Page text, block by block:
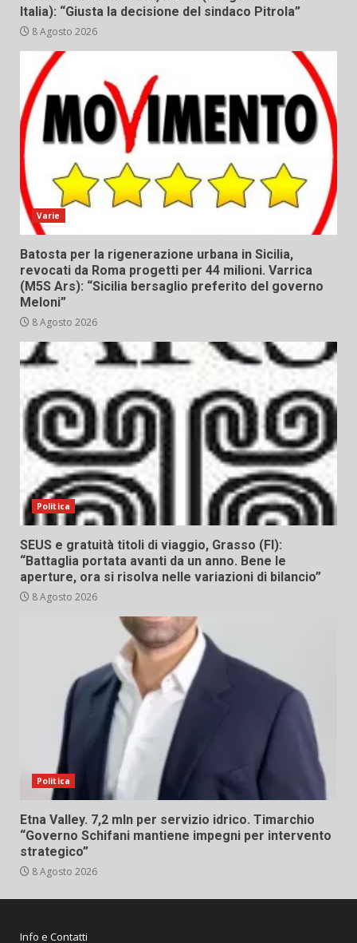
Italia): “Giusta la decisione del sindaco Pitrola”
8 Agosto 2026
Varie
Batosta per la rigenerazione urbana in Sicilia,
revocati da Roma progetti per 44 milioni. Varrica
(M5S Ars): “Sicilia bersaglio preferito del governo
Meloni”
8 Agosto 2026
Politica
SEUS e gratuità titoli di viaggio, Grasso (FI):
“Battaglia portata avanti da un anno. Bene le
aperture, ora si risolva nelle variazioni di bilancio”
8 Agosto 2026
Politica
Etna Valley. 7,2 mln per servizio idrico. Timarchio
“Governo Schifani mantiene impegni per intervento
strategico”
8 Agosto 2026
Info e Contatti